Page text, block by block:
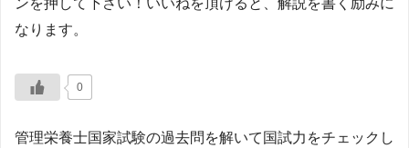
ンを押して下さい！いいねを頂けると、解説を書く励みに
なります。
0
管理栄養士国家試験の過去問を解いて国試力をチェックし